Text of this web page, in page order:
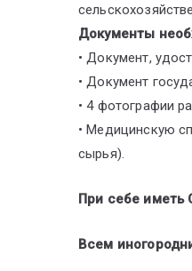
Документы
• Документ,
• Документ
• 4 фотографии
• Медицинскую
сырья).
При себе иметь
Всем